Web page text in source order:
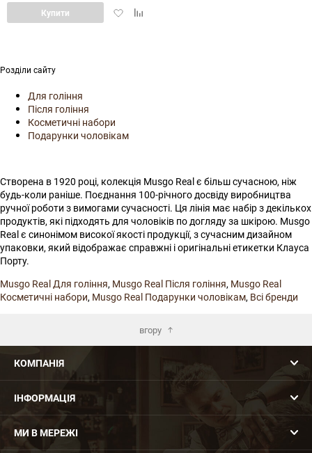
ДодатиДодати
Купити
Розділи сайту
Для гоління
Після гоління
Косметичні набори
Подарунки чоловікам
Створена в 1920 році, колекція Musgo Real є більш сучасною, ніж
будь-коли раніше. Поєднання 100-річного досвіду виробництва
ручної роботи з вимогами сучасності. Ця лінія має набір з декількох
продуктів, які підходять для чоловіків по догляду за шкірою. Musgo
Real є синонімом високої якості продукції, з сучасним дизайном
упаковки, який відображає справжні і оригінальні етикетки Клауса
Порту.
Musgo Real Для гоління, Musgo Real Після гоління, Musgo Real
Косметичні набори, Musgo Real Подарунки чоловікам, Всі бренди
вгору
КОМПАНІЯ
ІНФОРМАЦІЯ
МИ В МЕРЕЖІ